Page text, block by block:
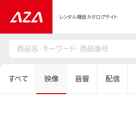
レンタル機器カタログサイト
すべて 映像 音響 配信